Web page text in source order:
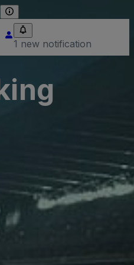
1 new notification